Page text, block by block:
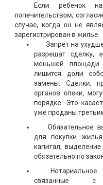
Если ребенок
попечительством,
случае, когда он не
зарегистрирован в жилье.
Запрет на
разрешат сделку,
меньшей площади
лишится доли
замены. Сделки,
органов опеки,
порядке. Это
уже проданы
Обязательное
для покупки жилья
капитал,
обязательно по
Нотариальное
связанные